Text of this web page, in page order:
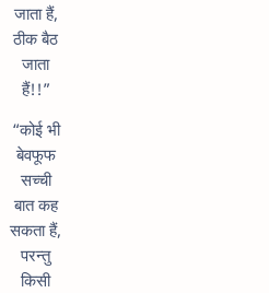
जाता हैं,
ठीक बैठ
जाता
हैं!!”
“कोई भी
बेवफूफ
सच्ची
बात कह
सकता हैं,
परन्तु
किसी